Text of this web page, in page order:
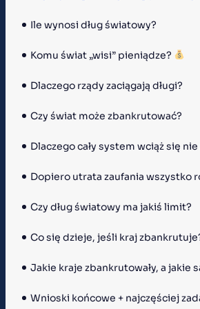
Ile wynosi dług światowy?
Komu świat „wisi” pieniądze?
Dlaczego rządy zaciągają długi?
Czy świat może zbankrutować?
Dlaczego cały system wciąż się nie
Dopiero utrata zaufania wszystko
Czy dług światowy ma jakiś limit?
Co się dzieje, jeśli kraj
Jakie kraje zbankrutowały, a jakie
Wnioski końcowe + najczęściej